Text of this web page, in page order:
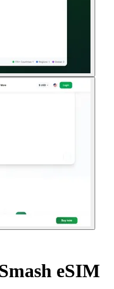
eSIM